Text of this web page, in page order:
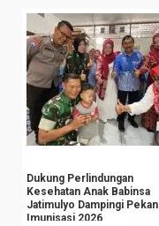
Dukung Perlindungan
Kesehatan Anak Babinsa
Jatimulyo Dampingi Pekan
Imunisasi 2026